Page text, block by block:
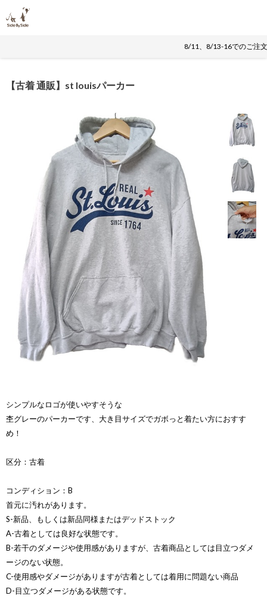
8/11、8/13-16でのご注
【古着 通販】st louisパーカー
シンプルなロゴが使いやすそうな
杢グレーのパーカーです、大き目サイズでガボっと着たい方におすす
め！
区分：古着
コンディション：B
首元に汚れがあります。
S-新品、もしくは新品同様またはデッドストック
A-古着としては良好な状態です。
B-若干のダメージや使用感がありますが、古着商品としては目立つダメ
ージのない状態。
C-使用感やダメージがありますが古着としては着用に問題ない商品
D-目立つダメージがある状態です。